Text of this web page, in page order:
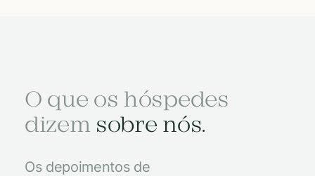
O que os hóspedes
dizem sobre nós.
Os depoimentos de